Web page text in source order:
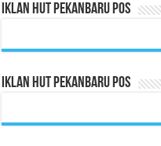
Iklan HUT Pekanbaru Pos
Iklan HUT Pekanbaru Pos